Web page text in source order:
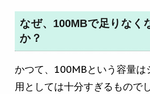
なぜ、100MBで足りなく
か？
かつて、100MBという容量は
用としては十分すぎるもので